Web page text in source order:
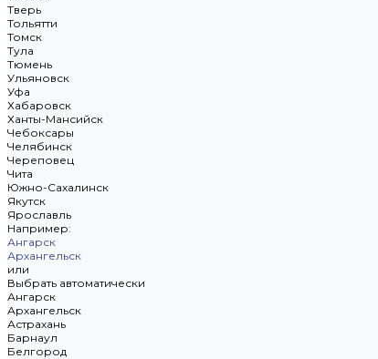
Тверь
Тольятти
Томск
Тула
Тюмень
Ульяновск
Уфа
Хабаровск
Ханты-Мансийск
Чебоксары
Челябинск
Череповец
Чита
Южно-Сахалинск
Якутск
Ярославль
Например:
Ангарск
Архангельск
или
Выбрать автоматически
Ангарск
Архангельск
Астрахань
Барнаул
Белгород